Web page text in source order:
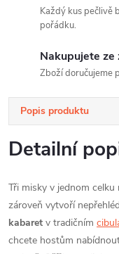
Každý kus pečlivě
pořádku.
Nakupujete ze
Zboží doručujeme
Popis produktu
Detailní
Tři misky v jednom
zároveň vytvoří
kabaret v tradičním
chcete hostům